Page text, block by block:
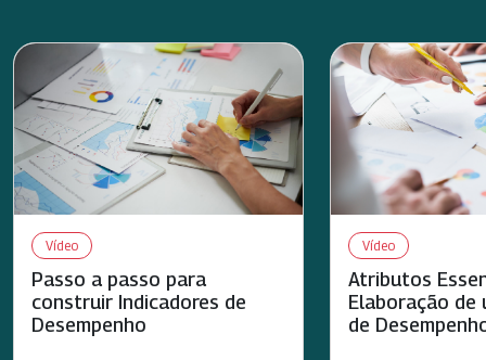
Vídeo
Passo a passo para
construir Indicadores de
Desempenho
Vídeo
Atributos
Elaboração de
de